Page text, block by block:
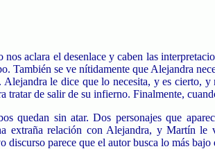
nos aclara el desenlace y caben las
También se ve nítidamente que Alejandra
Alejandra le dice que lo necesita, y es cierto,
tratar de salir de su infierno. Finalmente,
quedan sin atar. Dos personajes que
extraña relación con Alejandra, y Martín le
discurso parece que el autor busca lo más bajo